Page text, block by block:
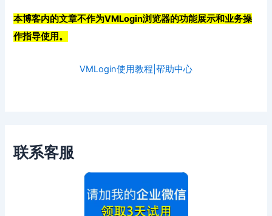
本博客内的文章不作为VMLogin浏览器的功能展示和业务操
作指导使用。
VMLogin使用教程|帮助中心
联系客服